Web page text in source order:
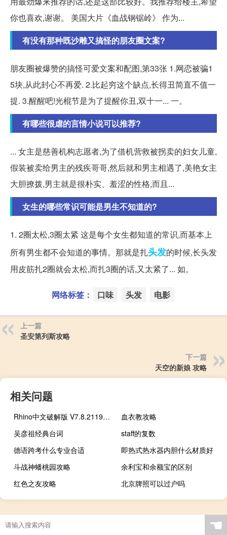
你也喜欢,谢谢。 美国大片《血战钢锯岭》 作为...
有没有那种既沙雕又搞怪的朋友圈文案?
朋友圈被爆赞的搞怪可爱文案和配图,第33张 1.网恋被骗1
5块,从此封心不再爱. 2.比起穷这个缺点,长得丑简直不值一
提. 3.醒醒吧!光棍节是为了提醒你丑,双十一... 一。
有哪些很虐的言情小说可以推荐?
... 女主是慈善机构志愿者,为了借机营救被拐卖的妇女儿童,
假装被卖给男主的残疾哥哥,然后就和男主相遇了,美艳女主
大胆撩拨,男主就是很朴实、羞涩的性格,而且...
女生的哪些常识可能是男生不知道的?
1. 2圈太松,3圈太紧 这是每个女生都知道的常识,而基本上
所有男生都不会知道的事情。那就是扎头发的时候,长头发
用皮筋扎2圈就会太松,而扎3圈的话,又太紧了... 如。
网络标签： 口味 头发 电影
上一篇
圣安第列斯攻略
下一篇
天空的新娘 攻略
相关问题
Rhino中文破解版 V7.8.21196 最新免费版（Rhino中文破解版 V7.8.21196 最新免费版功能简介）
血衣教攻略
吴彦祖经典台词
staff的复数
德语跨考什么专业合适
即热式热水器内胆什么材质好
斗战神蟠桃园攻略
余利宝和余额宝的区别
红色之友攻略
北京牌照可以过户吗
☚